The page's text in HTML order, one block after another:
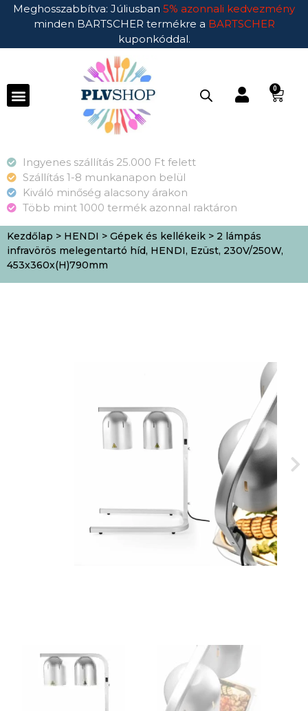
Meghosszabbítva: Júliusban 5% azonnali kedvezmény
minden BARTSCHER termékre a BARTSCHER
kuponkóddal.
0
Ingyenes szállítás 25.000 Ft felett
Szállítás 1-8 munkanapon belül
Kiváló minőség alacsony árakon
Több mint 1000 termék azonnal raktáron
Kezdőlap > HENDI > Gépek és kellékeik > 2 lámpás
infravörös melegentartó híd, HENDI, Ezüst, 230V/250W,
453x360x(H)790mm